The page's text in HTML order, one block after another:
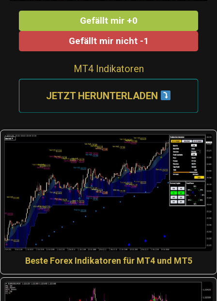
Gefällt mir +0
Gefällt mir nicht -1
MT4 Indikatoren
JETZT HERUNTERLADEN
Beste Forex Indikatoren für MT4 und MT5